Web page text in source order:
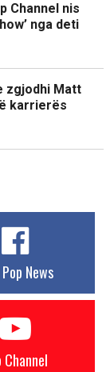
Channel nis
nga deti
zgjodhi Matt
karrierës
News
Channel